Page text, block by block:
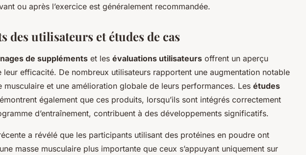
ou après l’exercice est généralement recommandée.
des utilisateurs et études de cas
de suppléments et les évaluations utilisateurs offrent un aperçu
leur efficacité. De nombreux utilisateurs rapportent une augmentation notable
musculaire et une amélioration globale de leurs performances. Les études
également que ces produits, lorsqu’ils sont intégrés correctement
d’entraînement, contribuent à des développements significatifs.
a révélé que les participants utilisant des protéines en poudre ont
masse musculaire plus importante que ceux s’appuyant uniquement sur